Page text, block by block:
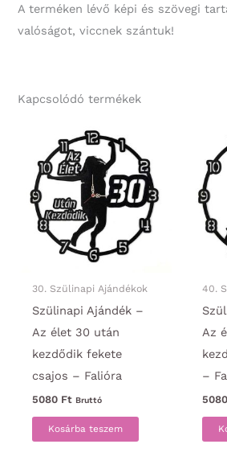
A terméken lévő képi és szövegi
valóságot, viccnek szántuk!
Kapcsolódó termékek
30. Szülinapi Ajándékok
Szülinapi Ajándék –
Az élet 30 után
kezdődik fekete
csajos – Falióra
5080 Ft Bruttó
Kosárba teszem
40.
Az
–
5080